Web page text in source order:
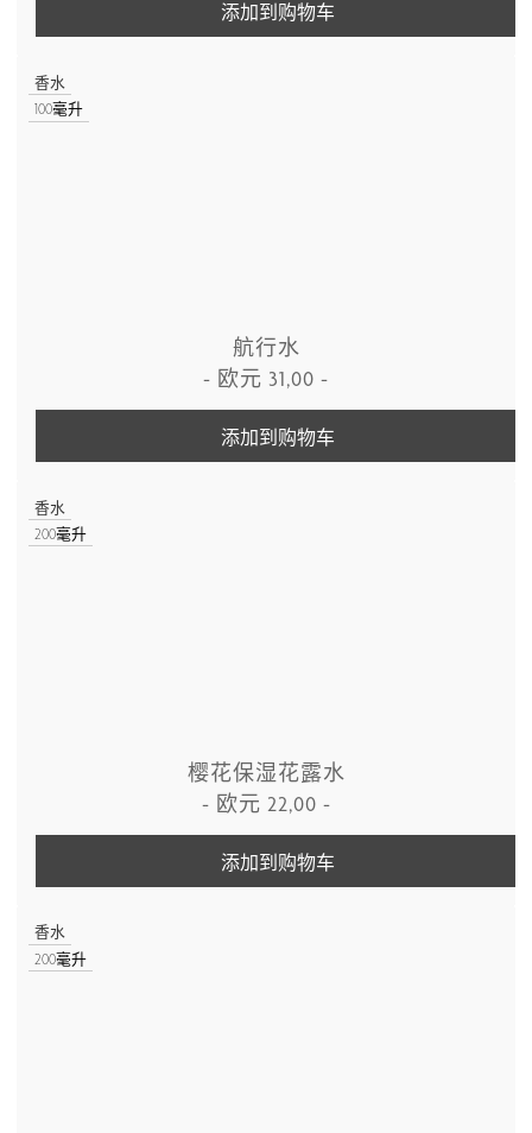
添加到购物车
香水
100毫升
航行水
- 欧元 31,00 -
添加到购物车
香水
200毫升
樱花保湿花露水
- 欧元 22,00 -
添加到购物车
香水
200毫升